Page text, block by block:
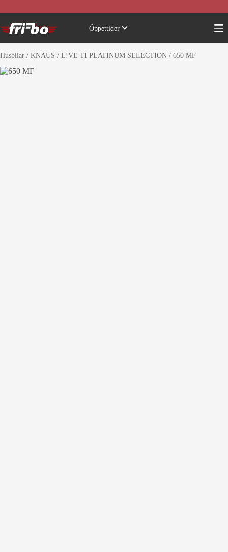
to
content
Öppettider
Husbilar / KNAUS / L!VE TI PLATINUM SELECTION / 650 MF